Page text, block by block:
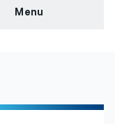
Menu